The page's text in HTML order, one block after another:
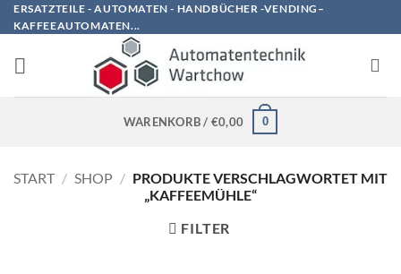
Zum
Inhalt
springen
ERSATZTEILE - AUTOMATEN - HANDBÜCHER -VENDING–
KAFFEEAUTOMATEN...
WARENKORB / €0,00 0
START / SHOP / PRODUKTE VERSCHLAGWORTET MIT
„KAFFEEMÜHLE“
FILTER